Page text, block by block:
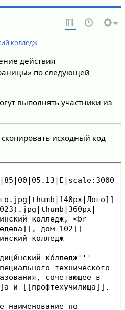
колледж
действия
по следующей
выполнять участники из
исходный код